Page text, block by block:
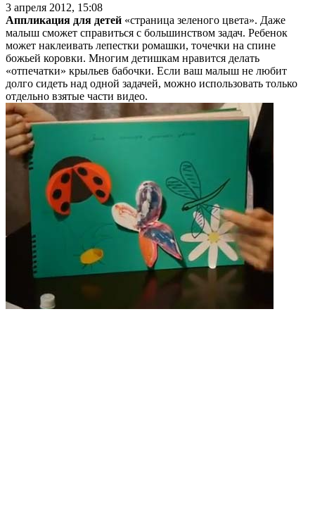
3 апреля 2012, 15:08
Аппликация для детей «страница зеленого цвета». Даже
малыш сможет справиться с большинством задач. Ребенок
может наклеивать лепестки ромашки, точечки на спине
божьей коровки. Многим детишкам нравится делать
«отпечатки» крыльев бабочки. Если ваш малыш не любит
долго сидеть над одной задачей, можно использовать только
отдельно взятые части видео.